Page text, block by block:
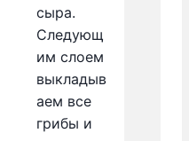
сыра.
Следующ
им слоем
выкладыв
аем все
грибы и